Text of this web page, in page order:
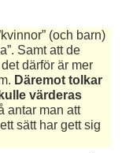
(och barn)
Samt att de
därför är mer
Däremot tolkar
värderas
antar man att
sätt har gett sig